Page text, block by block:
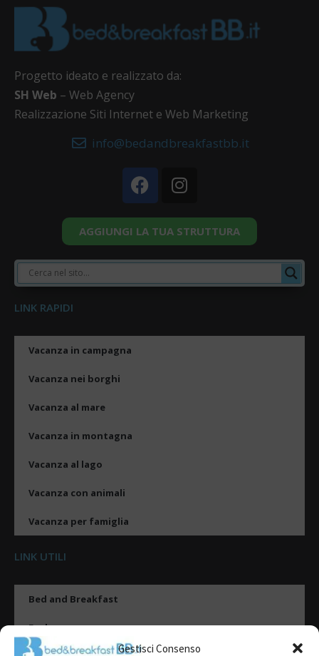
Gestisci Consenso
Progetto ideato e realizzato da:
SH Web – Web Agency
Realizzazione Siti Internet e Web Marketing
info@bedandbreakfastbb.it
AGGIUNGI LA TUA STRUTTURA
LINK RAPIDI
Vacanza in campagna
Vacanza nei borghi
Vacanza al mare
Vacanza in montagna
Vacanza al lago
Vacanza con animali
Vacanza per famiglia
LINK UTILI
Bed and Breakfast
Esplora